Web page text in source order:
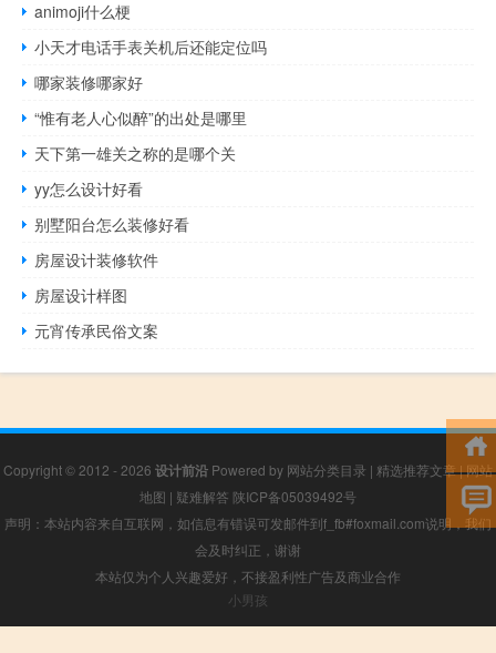
animoji什么梗
小天才电话手表关机后还能定位吗
哪家装修哪家好
“惟有老人心似醉”的出处是哪里
天下第一雄关之称的是哪个关
yy怎么设计好看
别墅阳台怎么装修好看
房屋设计装修软件
房屋设计样图
元宵传承民俗文案
Copyright © 2012 - 2026 设计前沿 Powered by 网站分类目录 | 精选推荐文章|网站
地图 | 疑难解答 陕ICP备05039492号
声明：本站内容来自互联网，如信息有错误可发邮件到f_fb#foxmail.com说明，我们
会及时纠正，谢谢
本站仅为个人兴趣爱好，不接盈利性广告及商业合作
小男孩